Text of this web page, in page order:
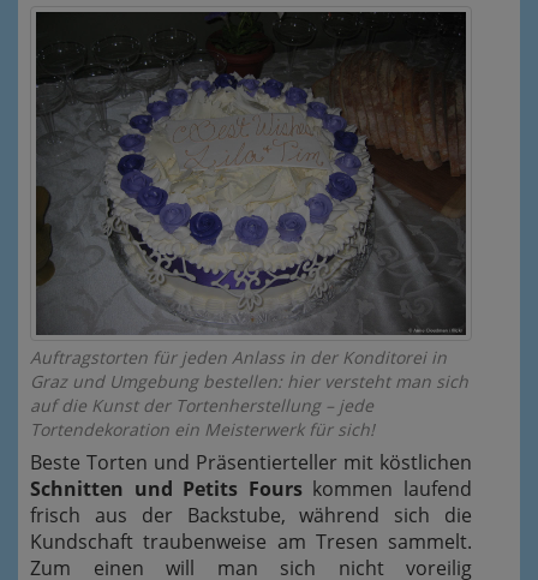
Auftragstorten für jeden Anlass in der Konditorei in
Graz und Umgebung bestellen: hier versteht man sich
auf die Kunst der Tortenherstellung – jede
Tortendekoration ein Meisterwerk für sich!
Beste Torten und Präsentierteller mit köstlichen
Schnitten und Petits Fourskommen laufend
frisch aus der Backstube, während sich die
Kundschaft traubenweise am Tresen sammelt.
Zum einen will man sich nicht voreilig